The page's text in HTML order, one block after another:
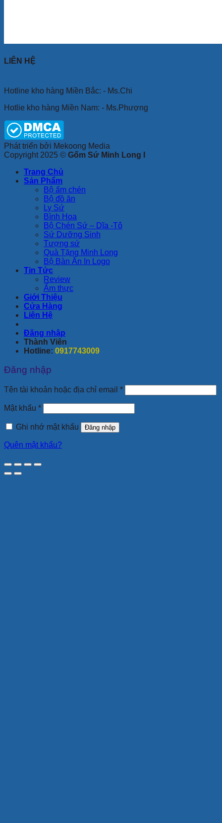
LIÊN HỆ
Hotline kho hàng Miền Bắc: - Ms.Chi
Hotlie kho hàng Miền Nam: - Ms.Phượng
Phát triển bởi Mekoong Media
Copyright 2025 © Gốm Sứ Minh Long I
Trang Chủ
Sản Phẩm
Bộ ấm chén
Bộ đồ ăn
Ly Sứ
Bình Hoa
Bộ Chén Sứ – Dĩa -Tô
Sứ Dưỡng Sinh
Tượng sứ
Quà Tặng Minh Long
Bộ Bàn Ăn In Logo
Tin Tức
Review
Ẩm thực
Giới Thiệu
Cửa Hàng
Liên Hệ
Đăng nhập
Thành Viên
Hotline: 0917743009
Đăng nhập
Tên tài khoản hoặc địa chỉ email *Bắt
buộc
Mật khẩu *Bắt
buộc
Ghi nhớ mật khẩu
Đăng nhập
Quên mật khẩu?